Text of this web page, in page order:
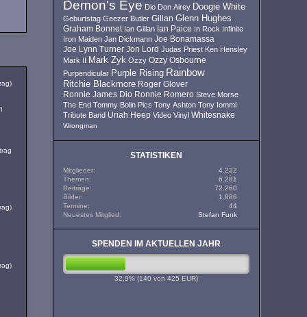
Demon's Eye Dio Don Airey Doogie White
Geburtstag Geezer Butler Gillan Glenn Hughes
Graham Bonnet Ian Gillan Ian Paice In Rock Infinite
Iron Maiden Jan Dickmann Joe Bonamassa
Joe Lynn Turner Jon Lord Judas Priest Ken Hensley
Mark II Mark Zyk Ozzy Ozzy Osbourne
Purpendicular Purple Rising Rainbow
Ritchie Blackmore Roger Glover
Ronnie James Dio Ronnie Romero Steve Morse
The End Tommy Bolin Pics Tony Ashton Tony Iommi
Tribute Band Uriah Heep Video Vinyl Whitesnake
Wrongman
STATISTIKEN
Mitglieder
4.232
Themen
6.281
Beiträge
72.260
Bilder
1.886
Termine
44
Neuestes Mitglied
Stefan Funk
SPENDEN IM AKTUELLEN JAHR
32.9%
32,9% (140 von 425 EUR)